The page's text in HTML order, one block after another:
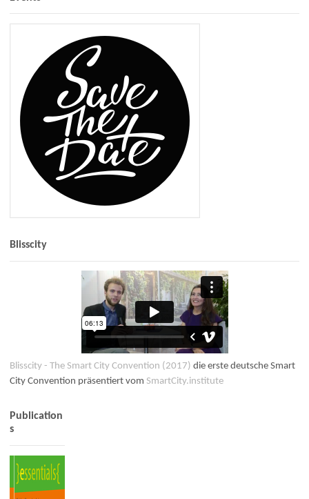
Blisscity
Blisscity - The Smart City Convention (2017) die erste deutsche Smart
City Convention präsentiert vom SmartCity.institute
Publication
s